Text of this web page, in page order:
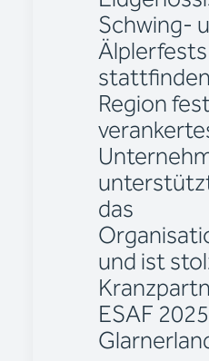
Schwing-
Region
das
und ist
ESAF 2025